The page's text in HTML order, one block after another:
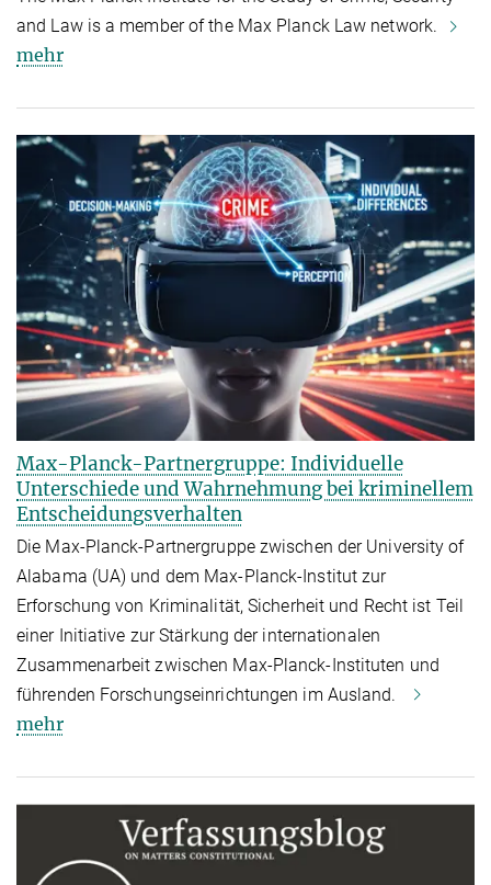
and Law is a member of the Max Planck Law network.
mehr
Max-Planck-Partnergruppe: Individuelle
Unterschiede und Wahrnehmung bei kriminellem
Entscheidungsverhalten
Die Max-Planck-Partnergruppe zwischen der University of
Alabama (UA) und dem Max-Planck-Institut zur
Erforschung von Kriminalität, Sicherheit und Recht ist Teil
einer Initiative zur Stärkung der internationalen
Zusammenarbeit zwischen Max-Planck-Instituten und
führenden Forschungseinrichtungen im Ausland.
mehr